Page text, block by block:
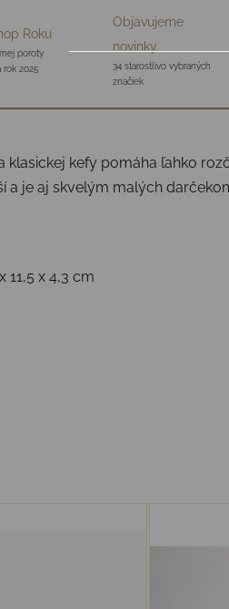
Roku
poroty
rok 2025
Objavujeme
novinky
34 starostlivo vybraných
značiek
klasickej kefy pomáha ľahko
a je aj skvelým malých
11,5 x 4,3 cm